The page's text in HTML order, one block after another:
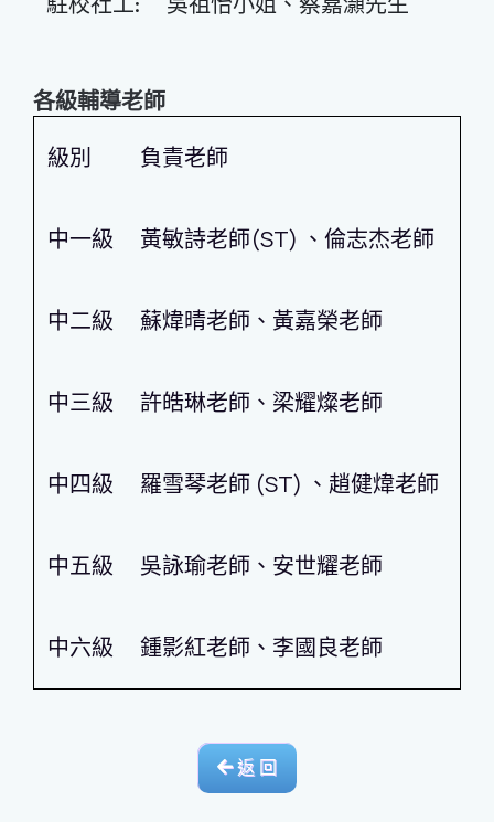
各級輔導老師
級別 負責老師
中一級 黃敏詩老師(ST) 、倫志杰老師
中二級 蘇煒晴老師、黃嘉榮老師
中三級 許皓琳老師、梁耀燦老師
中四級 羅雪琴老師 (ST) 、趙健煒老師
中五級 吳詠瑜老師、安世耀老師
中六級 鍾影紅老師、李國良老師
返 回